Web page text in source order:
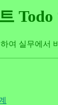
하여 실무에